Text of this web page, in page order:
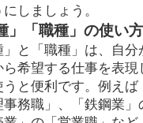
しましょう。
」「職種」の使い
」と「職種」は、自
ら希望する仕事を表
うと便利です。例え
事務職」、「鉄鋼業